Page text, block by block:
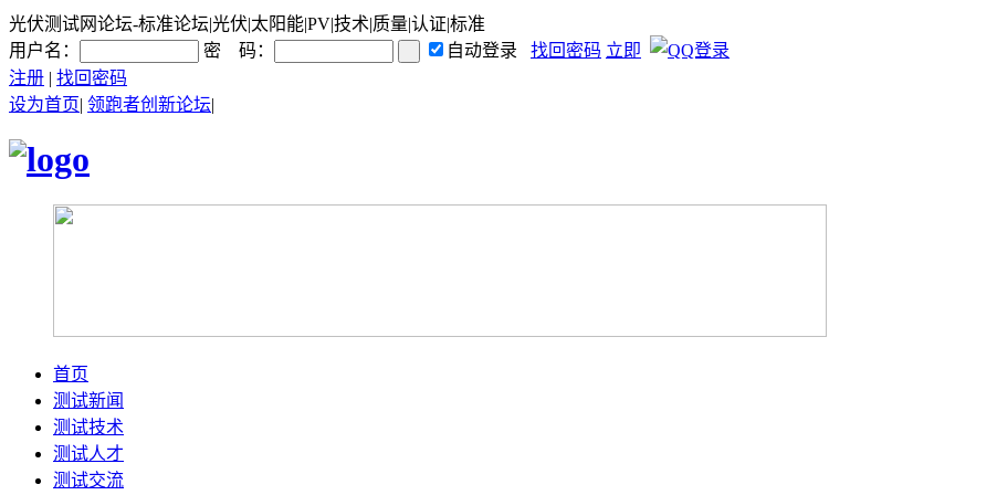
光伏测试网论坛-标准论坛|光伏|太阳能|PV|技术|质量|认证|标准
用户名：
密 码： 自动登录 找回密码 立即
注册 | 找回密码
设为首页| 领跑者创新论坛|
首页
测试新闻
测试技术
测试人才
测试交流